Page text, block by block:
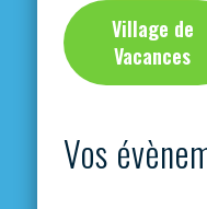
Village de
Vacances
Vos